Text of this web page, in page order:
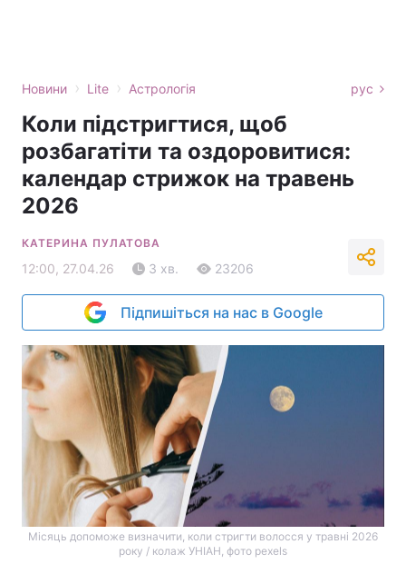
Новини › Lite › Астрологія рус
Коли підстригтися, щоб
розбагатіти та оздоровитися:
календар стрижок на травень
2026
КАТЕРИНА ПУЛАТОВА
12:00, 27.04.26 3 хв. 23206
Підпишіться на нас в Google
Місяць допоможе визначити, коли стригти волосся у травні 2026
року / колаж УНІАН, фото pexels